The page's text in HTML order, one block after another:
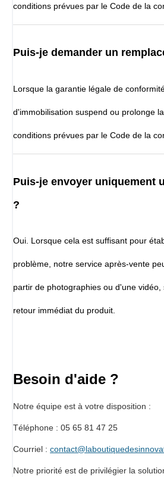
conditions prévues par le Code de la
Puis-je demander un
Lorsque la garantie légale de
d'immobilisation suspend ou prolonge
conditions prévues par le Code de la
Puis-je envoyer uniquement
?
Oui. Lorsque cela est suffisant pour
problème, notre service après-vente
partir de photographies ou d'une
retour immédiat du produit.
Besoin d'aide ?
Notre équipe est à votre disposition :
Téléphone : 05 65 81 47 25
Courriel :
Notre priorité est de privilégier la